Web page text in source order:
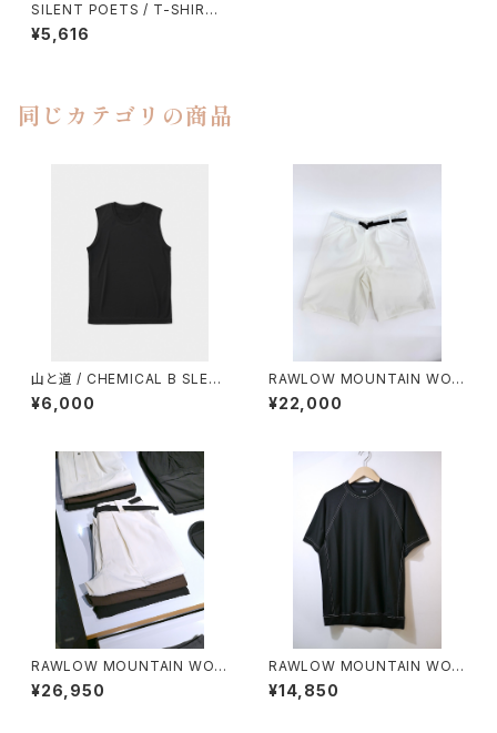
SILENT POETS / T-SHIRTS
（SAVE THE DAY）
¥5,616
同じカテゴリの商品
山と道 / CHEMICAL B SLEEV
ELESS（MEN）
¥6,000
RAWLOW MOUNTAIN WOR
KS / HIKER GURKHA PANTS
¥22,000
RAWLOW MOUNTAIN WOR
KS / HIKER BAKER PANTS
¥26,950
RAWLOW MOUNTAIN WOR
KS / DAD LITE CREW
¥14,850